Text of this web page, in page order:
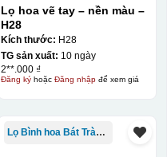
Lọ hoa vẽ tay – nền màu –
H28
Kích thước: H28
TG sản xuất: 10 ngày
2**.000 ₫
Đăng kýhoặc Đăng nhậpđể xem giá
Lọ Bình hoa Bát Tràng in logo